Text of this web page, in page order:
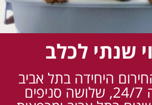
שנתי לכלב
היחידה בתל אביב
שפתוחה 24/7, שלושה סניפים